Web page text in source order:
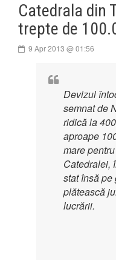
Catedrala din
trepte de
9 Apr 2013 @ 01:56
Devizul
semnat de
ridică la
aproape
mare
Catedralei,
stat însă
plătească
lucrării.